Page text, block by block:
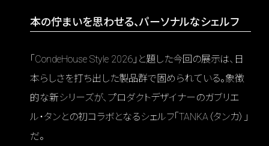
本の佇まいを思わせる、パーソナルなシェルフ
「CondeHouse Style 2026」と題した今回の展示は、日
本らしさを打ち出した製品群で固められている。象徴
的な新シリーズが、プロダクトデザイナーのガブリエ
ル・タンとの初コラボとなるシェルフ「TANKA（タンカ）」
だ。